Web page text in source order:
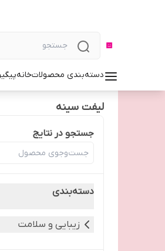
دسته‌بندی محصولاتخانه
لیفت سینه
جستجو در نتایج
دسته‌بندی
زیبایی و سلامت